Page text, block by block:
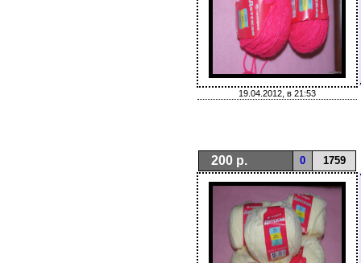
19.04.2012, в 21:53
200 р. 0 1759